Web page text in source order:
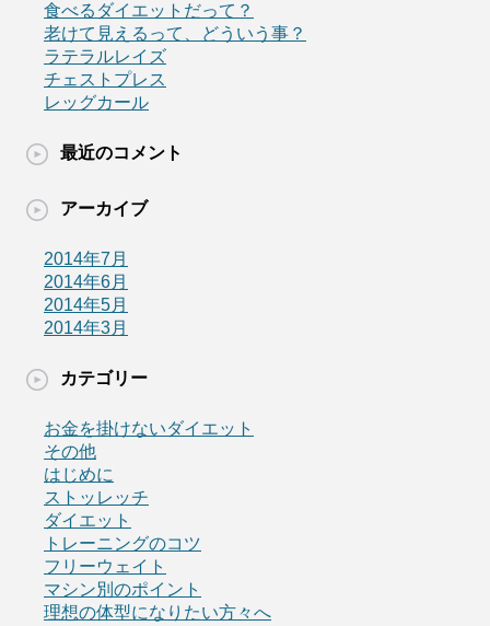
食べるダイエットだって？
老けて見えるって、どういう事？
ラテラルレイズ
チェストプレス
レッグカール
最近のコメント
アーカイブ
2014年7月
2014年6月
2014年5月
2014年3月
カテゴリー
お金を掛けないダイエット
その他
はじめに
ストッレッチ
ダイエット
トレーニングのコツ
フリーウェイト
マシン別のポイント
理想の体型になりたい方々へ